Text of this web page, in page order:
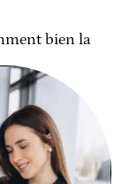
bien la